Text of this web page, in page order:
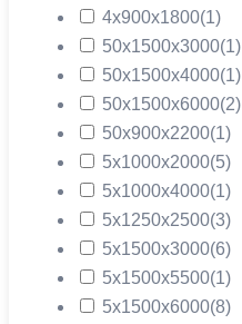
4х900х1800(1)
50х1500х3000(1)
50х1500х4000(1)
50х1500х6000(2)
50х900х2200(1)
5х1000х2000(5)
5х1000х4000(1)
5х1250х2500(3)
5х1500х3000(6)
5х1500х5500(1)
5х1500х6000(8)